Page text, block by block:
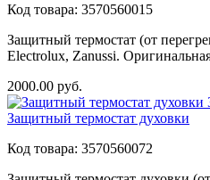
Код товара: 3570560015
Защитный термостат (от
Electrolux, Zanussi.
2000.00 руб.
Защитный термостат духовки
Код товара: 3570560072